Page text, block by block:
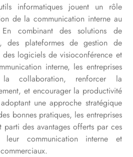
informatiques jouent un rôle
de la communication interne au
combinant des solutions de
des plateformes de gestion de
des logiciels de visioconférence et
interne, les entreprises
la collaboration, renforcer la
et encourager la productivité
une approche stratégique
bonnes pratiques, les entreprises
parti des avantages offerts par ces
communication interne et